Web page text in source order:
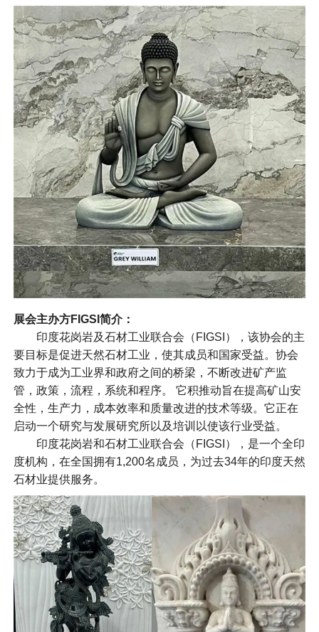
展会主办方FIGSI简介：
印度花岗岩及石材工业联合会（FIGSI），该协会的主
要目标是促进天然石材工业，使其成员和国家受益。协会
致力于成为工业界和政府之间的桥梁，不断改进矿产监
管，政策，流程，系统和程序。 它积推动旨在提高矿山安
全性，生产力，成本效率和质量改进的技术等级。它正在
启动一个研究与发展研究所以及培训以使该行业受益。
印度花岗岩和石材工业联合会（FIGSI），是一个全印
度机构，在全国拥有1,200名成员，为过去34年的印度天然
石材业提供服务。